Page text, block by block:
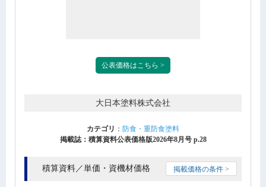
公表価格はこちら >
大日本塗料株式会社
カテゴリ ： 防食・重防食塗料
掲載誌：積算資料公表価格版2026年8月号 p.28
積算資料／単価・資機材価格 掲載価格の条件 >